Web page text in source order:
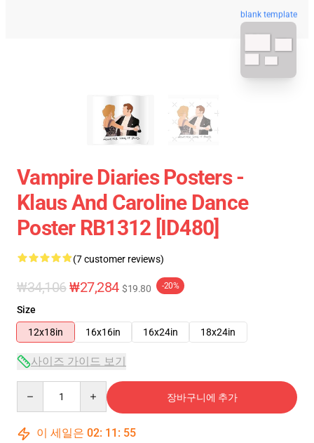
blank template
Vampire Diaries Posters -
Klaus And Caroline Dance
Poster RB1312 [ID480]
(7 customer reviews)
₩34,106₩27,284 $19.80 -20%
Size
12x18in
16x16in 16x24in 18x24in
사이즈 가이드 보기
장바구니에 추가
이 세일은 02: 11 : 54